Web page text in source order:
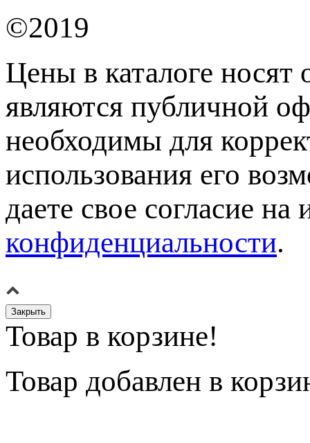
©2019
Цены в каталоге носят
являются публичной
необходимы для
использования его
даете свое согласие
конфиденциальности.
Закрыть
Товар в корзине!
Товар добавлен в